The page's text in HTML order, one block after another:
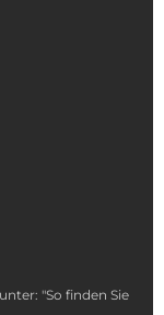
"So finden Sie